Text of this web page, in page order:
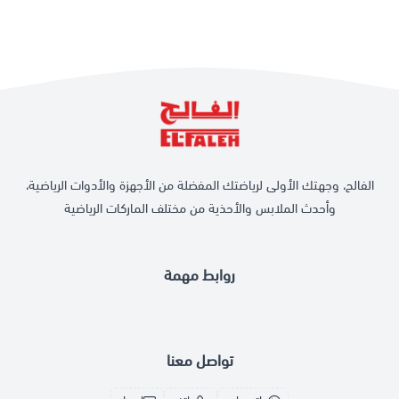
روابط مهمة
الفالح، وجهتك الأولى لرياضتك المفضلة من الأجهزة والأدوات الرياضية،
وأحدث الملابس والأحذية من مختلف الماركات الرياضية
تواصل معنا